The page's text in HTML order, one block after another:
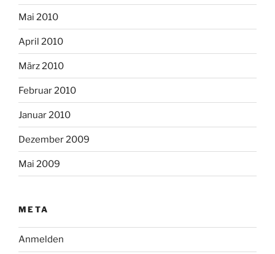
Mai 2010
April 2010
März 2010
Februar 2010
Januar 2010
Dezember 2009
Mai 2009
META
Anmelden